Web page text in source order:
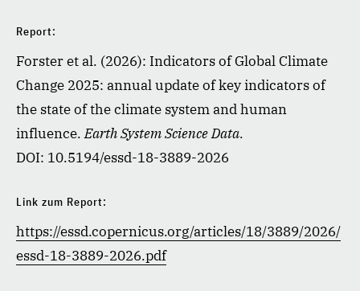
Report:
Forster et al. (2026): Indicators of Global Climate
Change 2025: annual update of key indicators of
the state of the climate system and human
influence.Earth System Science Data.
DOI: 10.5194/essd-18-3889-2026
Link zum Report:
https://essd.copernicus.org/articles/18/3889/2026/
essd-18-3889-2026.pdf